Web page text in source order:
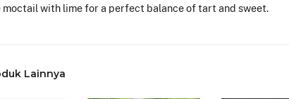
moctail with lime for a perfect balance of tart and sweet.
Lainnya